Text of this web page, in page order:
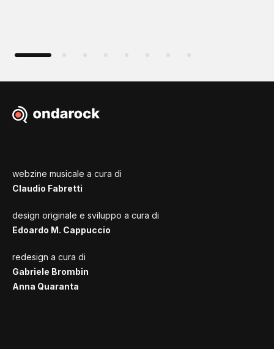
webzine musicale a cura di
Claudio Fabretti
design originale e sviluppo a cura di
Edoardo M. Cappuccio
redesign a cura di
Gabriele Brombin
Anna Quaranta